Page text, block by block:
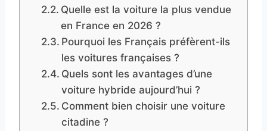
Quelle est la voiture la plus vendue
en France en 2026 ?
Pourquoi les Français préfèrent-ils
les voitures françaises ?
Quels sont les avantages d’une
voiture hybride aujourd’hui ?
Comment bien choisir une voiture
citadine ?